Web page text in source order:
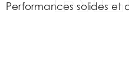
Performances solides